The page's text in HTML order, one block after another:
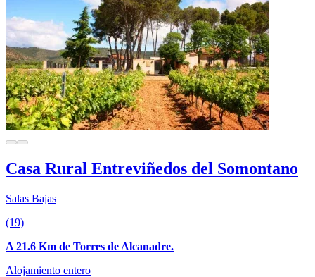
Casa Rural Entreviñedos del Somontano
Salas Bajas
(19)
A 21.6 Km de Torres de Alcanadre.
Alojamiento entero